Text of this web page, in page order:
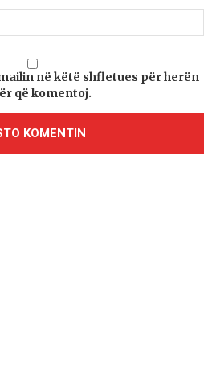
në këtë shfletues për herën
që komentoj.